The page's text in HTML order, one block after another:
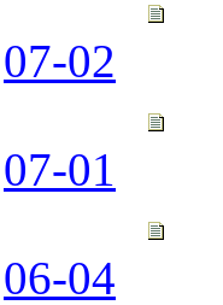
07-02
07-01
06-04